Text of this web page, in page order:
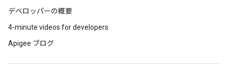
デベロッパーの概要
4-minute videos for developers
Apigee ブログ